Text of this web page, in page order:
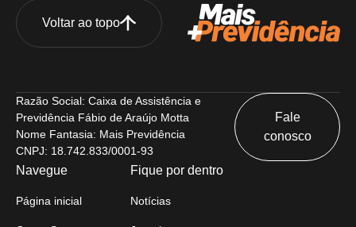
Voltar ao topo
Razão Social: Caixa de Assistência e
Previdência Fábio de Araújo Motta
Nome Fantasia: Mais Previdência
CNPJ: 18.742.833/0001-93
Fale
conosco
Navegue
Página inicial
Fique por dentro
Notícias